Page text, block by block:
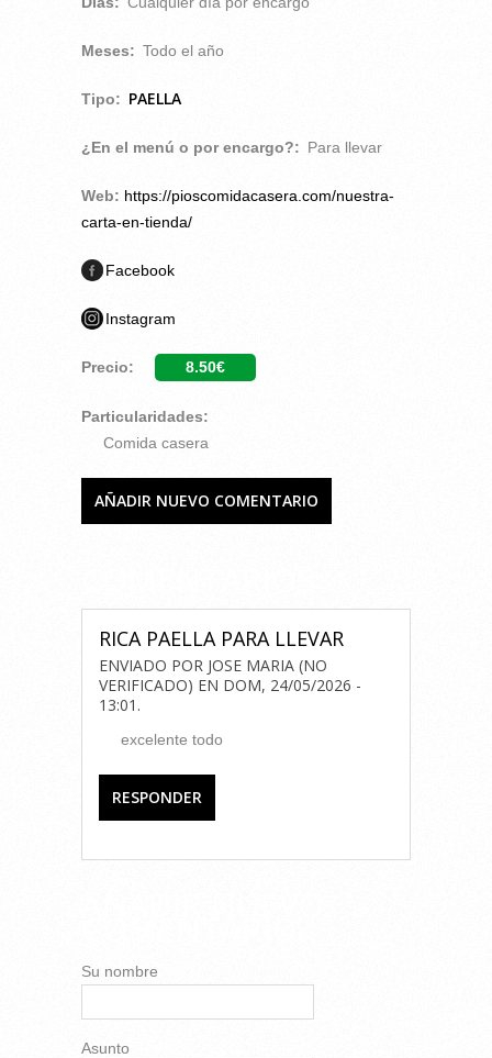
Meses: Todo el año
Tipo: PAELLA
¿En el menú o por encargo?: Para llevar
Web: https://pioscomidacasera.com/nuestra-
carta-en-tienda/
Facebook
Instagram
Precio: 8.50€
Particularidades:
Comida casera
AÑADIR NUEVO COMENTARIO
RICA PAELLA PARA LLEVAR
ENVIADO POR JOSE MARIA (NO
VERIFICADO) EN DOM, 24/05/2026 -
13:01 .
excelente todo
RESPONDER
Su nombre
Asunto